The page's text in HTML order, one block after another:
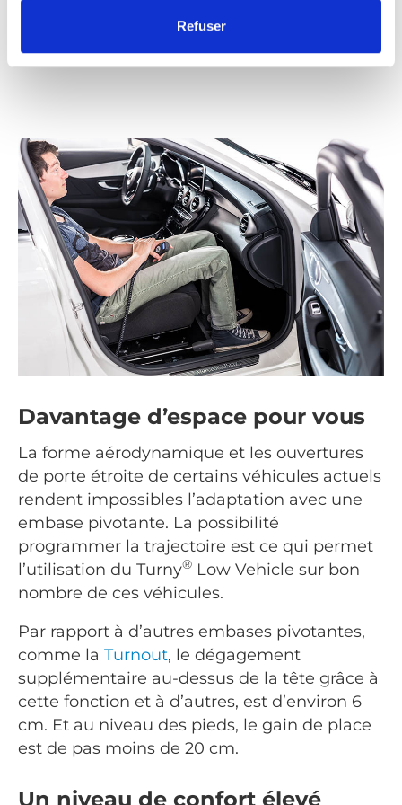
Refuser
Davantage d’espace pour vous
La forme aérodynamique et les ouvertures
de porte étroite de certains véhicules actuels
rendent impossibles l’adaptation avec une
embase pivotante. La possibilité
programmer la trajectoire est ce qui permet
l’utilisation du Turny® Low Vehicle sur bon
nombre de ces véhicules.
Par rapport à d’autres embases pivotantes,
comme la Turnout, le dégagement
supplémentaire au-dessus de la tête grâce à
cette fonction et à d’autres, est d’environ 6
cm. Et au niveau des pieds, le gain de place
est de pas moins de 20 cm.
Un niveau de confort élevé